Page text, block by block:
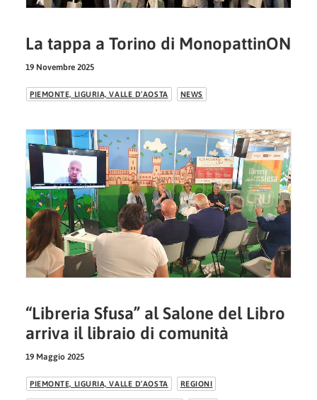
La tappa a Torino di MonopattinON
19 Novembre 2025
PIEMONTE, LIGURIA, VALLE D’AOSTA NEWS
“Libreria Sfusa” al Salone del Libro
arriva il libraio di comunità
19 Maggio 2025
PIEMONTE, LIGURIA, VALLE D’AOSTA REGIONI